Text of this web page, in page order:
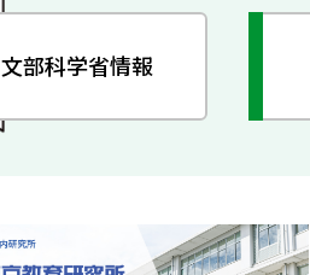
文部科学省情報